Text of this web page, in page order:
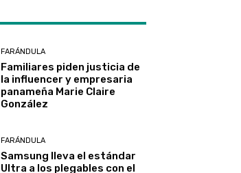
FARÁNDULA
Familiares piden justicia de
la influencer y empresaria
panameña Marie Claire
González
FARÁNDULA
Samsung lleva el estándar
Ultra a los plegables con el